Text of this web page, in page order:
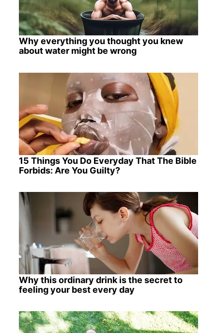
Why everything you thought you knew
about water might be wrong
15 Things You Do Everyday That The Bible
Forbids: Are You Guilty?
Why this ordinary drink is the secret to
feeling your best every day